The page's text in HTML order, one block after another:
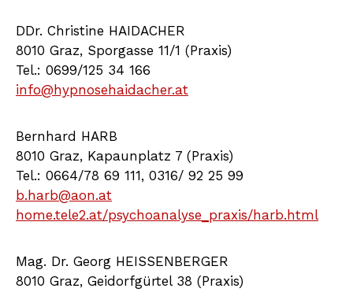
DDr. Christine HAIDACHER
8010 Graz, Sporgasse 11/1 (Praxis)
Tel.: 0699/125 34 166
info@hypnosehaidacher.at
Bernhard HARB
8010 Graz, Kapaunplatz 7 (Praxis)
Tel.: 0664/78 69 111, 0316/ 92 25 99
b.harb@aon.at
home.tele2.at/psychoanalyse_praxis/harb.html
Mag. Dr. Georg HEISSENBERGER
8010 Graz, Geidorfgürtel 38 (Praxis)